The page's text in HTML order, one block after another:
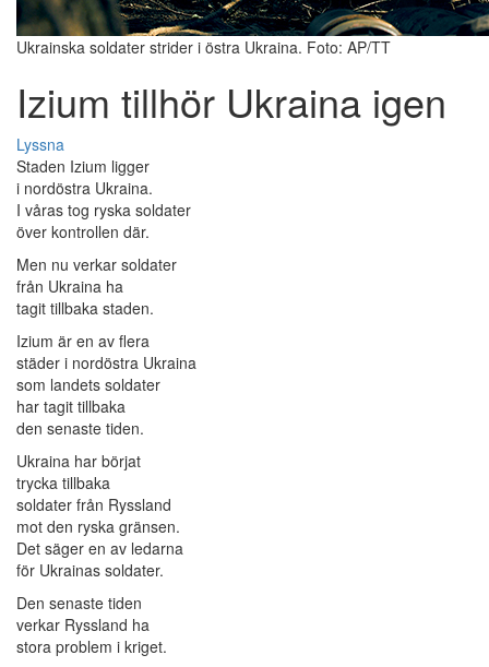
Ukrainska soldater strider i östra Ukraina. Foto: AP/TT
Izium tillhör Ukraina igen
Lyssna
Staden Izium ligger
i nordöstra Ukraina.
I våras tog ryska soldater
över kontrollen där.
Men nu verkar soldater
från Ukraina ha
tagit tillbaka staden.
Izium är en av flera
städer i nordöstra Ukraina
som landets soldater
har tagit tillbaka
den senaste tiden.
Ukraina har börjat
trycka tillbaka
soldater från Ryssland
mot den ryska gränsen.
Det säger en av ledarna
för Ukrainas soldater.
Den senaste tiden
verkar Ryssland ha
stora problem i kriget.